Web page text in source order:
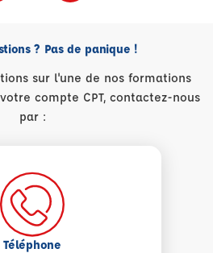
? Pas de panique !
sur l'une de nos formations
compte CPT, contactez-nous
par :
Téléphone